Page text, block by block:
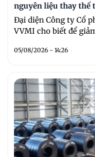
nguyên liệu thay thế
Đại diện Công ty Cổ
VVMI cho biết để
05/08/2026 - 14:26